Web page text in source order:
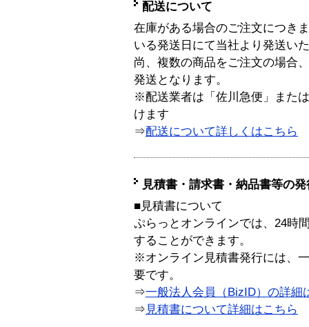
配送について
在庫がある場合のご注文につき
いる発送日にて当社より発送い
尚、複数の商品をご注文の場合
発送となります。
※配送業者は「佐川急便」また
けます
⇒配送について詳しくはこちら
見積書・請求書・納品書等の
■見積書について
ぷらっとオンラインでは、24時
することができます。
※オンライン見積書発行には、
要です。
⇒一般法人会員（BizID）の詳細
⇒ 見積書について詳細はこちら